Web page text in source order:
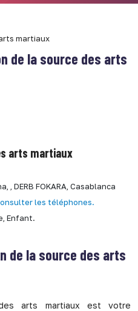
martiaux
de la source des arts
arts martiaux
, DERB FOKARA, Casablanca
les téléphones.
Enfant.
de la source des arts
arts martiaux est votre